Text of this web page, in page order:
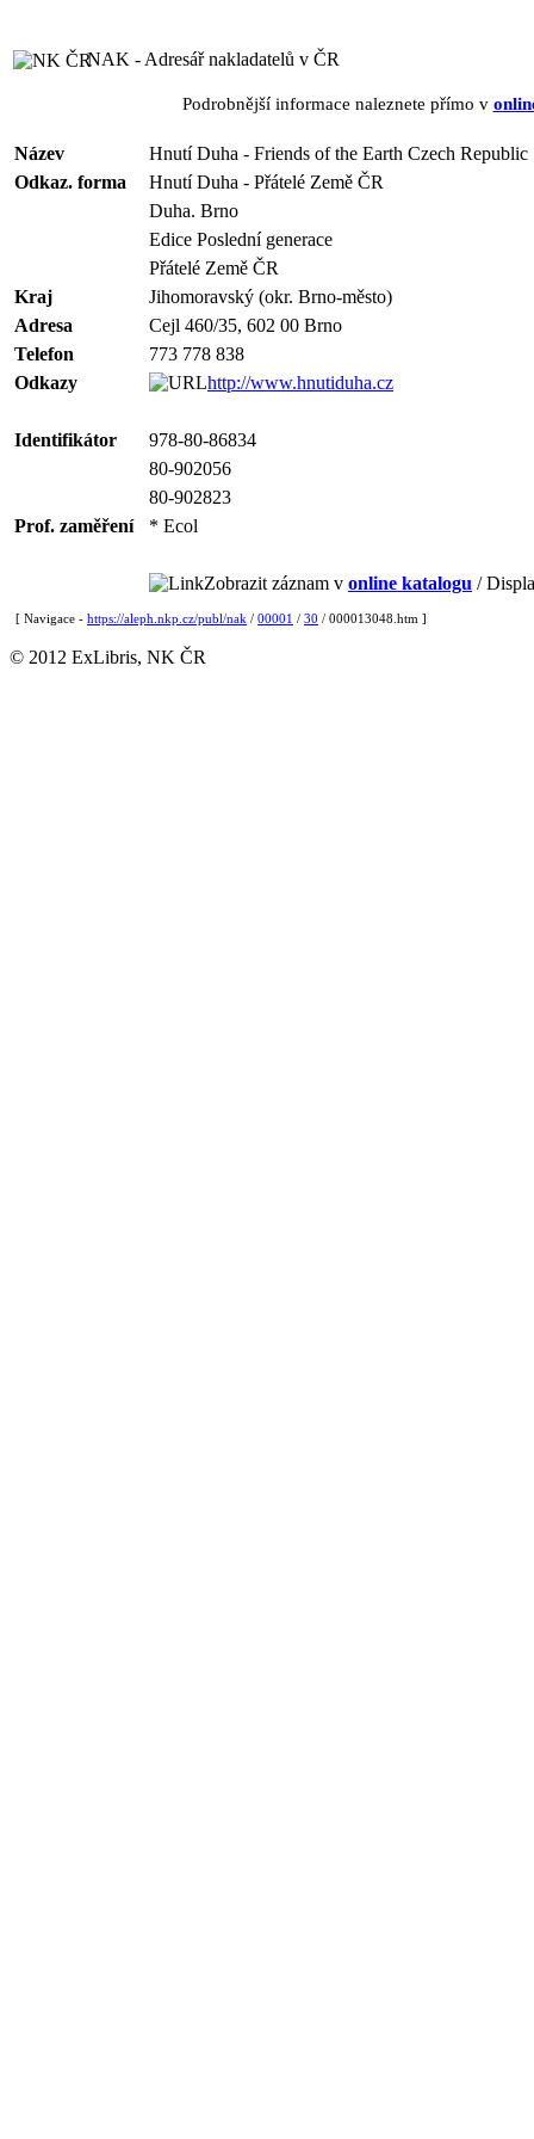
NAK - Adresář nakladatelů v ČR
Podrobnější informace naleznete přímo v
Název
Hnutí Duha - Friends of the Earth Czech Republic
Odkaz. forma
Hnutí Duha - Přátelé Země ČR
Duha. Brno
Edice Poslední generace
Přátelé Země ČR
Kraj
Jihomoravský (okr. Brno-město)
Adresa
Cejl 460/35, 602 00 Brno
Telefon
773 778 838
Odkazy
http://www.hnutiduha.cz
Identifikátor
978-80-86834
80-902056
80-902823
Prof. zaměření
* Ecol
Zobrazit záznam v online katalogu /
[ Navigace - https://aleph.nkp.cz/publ/nak / 00001 / 30 / 000013048.htm ]
© 2012 ExLibris, NK ČR